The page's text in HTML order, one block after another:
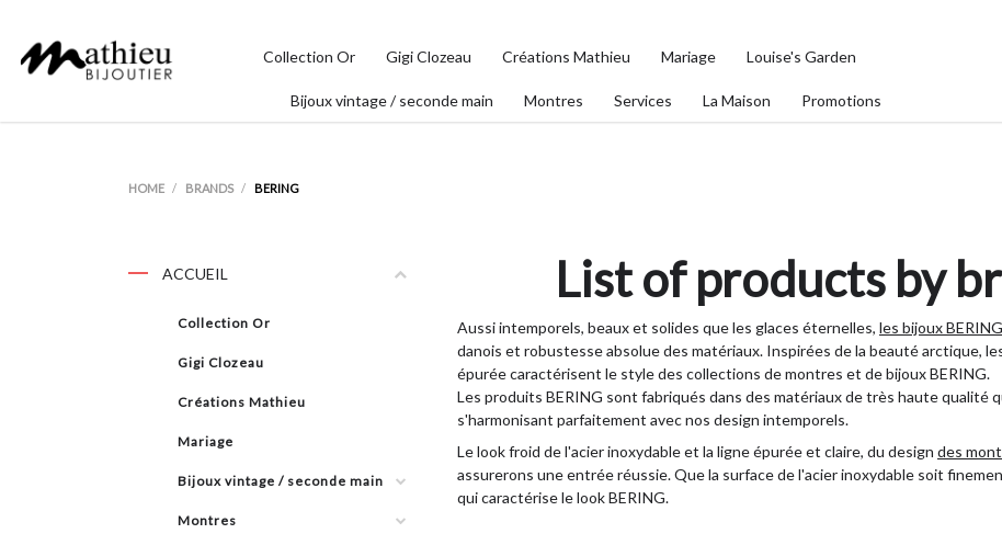
Collection Or Gigi Clozeau Créations Mathieu Mariage Louise's Garden
Bijoux vintage / seconde main Montres Services La Maison Promotions
HOME BRANDS BERING
ACCUEIL
Collection Or
Gigi Clozeau
Créations Mathieu
Mariage
Bijoux vintage / seconde main
Montres
List of products by
Aussi intemporels, beaux et solides que les glaces éternelles, les bijoux BERING
danois et robustesse absolue des matériaux. Inspirées de la beauté arctique,
épurée caractérisent le style des collections de montres et de bijoux BERING.
Les produits BERING sont fabriqués dans des matériaux de très haute qualité
s'harmonisant parfaitement avec nos design intemporels.
Le look froid de l'acier inoxydable et la ligne épurée et claire, du design des
assurerons une entrée réussie. Que la surface de l'acier inoxydable soit
qui caractérise le look BERING.